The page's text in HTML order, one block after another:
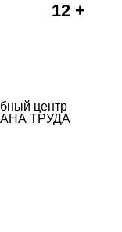
12 +
центр
ТРУДА